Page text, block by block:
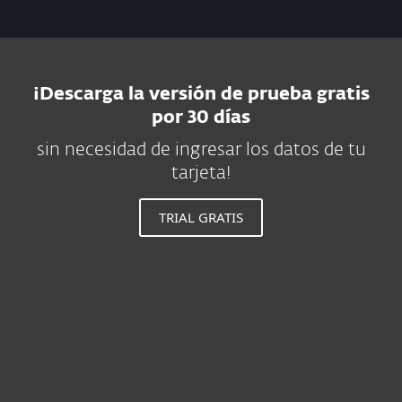
¡Descarga la versión de prueba gratis
por 30 días
sin necesidad de ingresar los datos de tu
tarjeta!
TRIAL GRATIS